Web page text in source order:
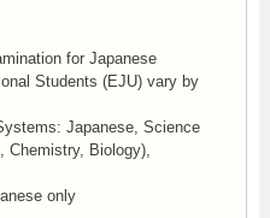
for Japanese
Students (EJU) vary by
Japanese, Science
Chemistry, Biology),
only